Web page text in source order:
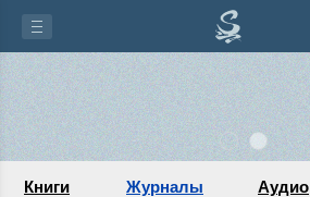
Книги Журналы Аудио